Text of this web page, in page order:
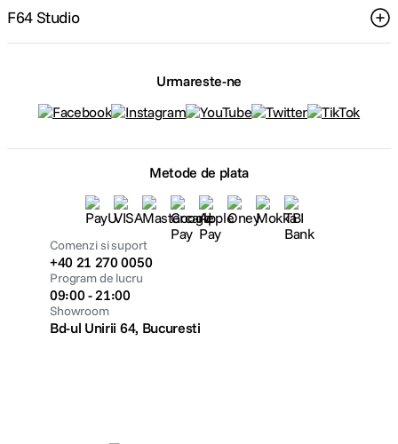
F64 Studio
Urmareste-ne
Metode de plata
Comenzi si suport
+40 21 270 0050
Program de lucru
09:00 - 21:00
Showroom
Bd-ul Unirii 64, Bucuresti